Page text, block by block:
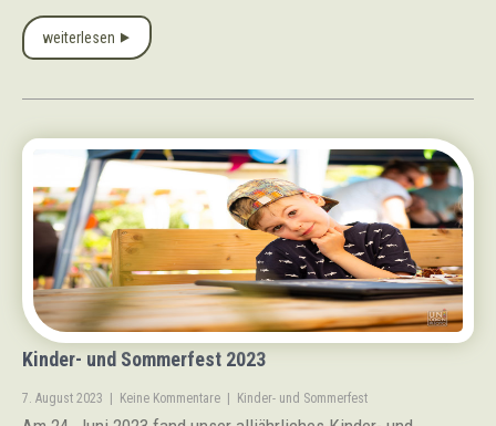
weiterlesen ⯈
Kinder- und Sommerfest 2023
7. August 2023 Keine Kommentare Kinder- und Sommerfest